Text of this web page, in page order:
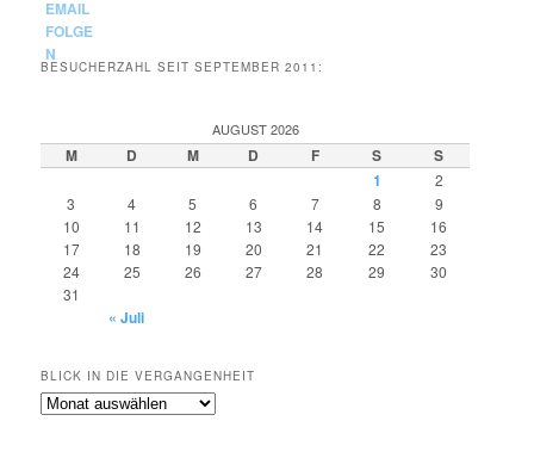
BESUCHERZAHL SEIT SEPTEMBER 2011:
AUGUST 2026
M D M D F S
S
1
2
3
4 5 6 7 8
9
10
11 12 13 14 15
16
17
18 19 20 21 22
23
24
25 26 27 28 29
30
31
« Juli
BLICK IN DIE VERGANGENHEIT
Blick